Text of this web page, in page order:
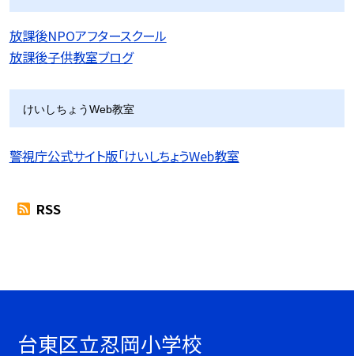
放課後NPOアフタースクール
放課後子供教室ブログ
けいしちょうWeb教室
警視庁公式サイト版「けいしちょうWeb教室
RSS
台東区立忍岡小学校